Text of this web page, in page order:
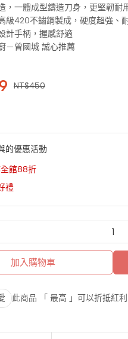
，一體成型鑄造刀身，更堅韌耐
級420不鏽鋼製成，硬度超強、
計手柄，握感舒適
－曾國城 誠心推薦
NT$450
的優惠活動
館88折
禮
加入購物車
此商品 「 最高 」可以折抵紅利